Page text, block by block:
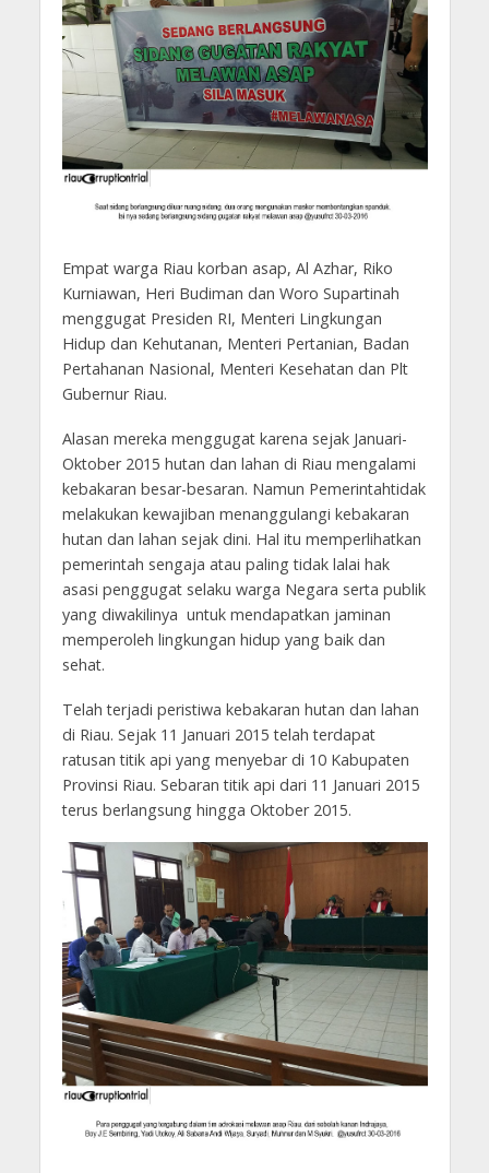
Empat warga Riau korban asap, Al Azhar, Riko
Kurniawan, Heri Budiman dan Woro Supartinah
menggugat Presiden RI, Menteri Lingkungan
Hidup dan Kehutanan, Menteri Pertanian, Badan
Pertahanan Nasional, Menteri Kesehatan dan Plt
Gubernur Riau.
Alasan mereka menggugat karena sejak Januari-
Oktober 2015 hutan dan lahan di Riau mengalami
kebakaran besar-besaran. Namun Pemerintahtidak
melakukan kewajiban menanggulangi kebakaran
hutan dan lahan sejak dini. Hal itu memperlihatkan
pemerintah sengaja atau paling tidak lalai hak
asasi penggugat selaku warga Negara serta publik
yang diwakilinya untuk mendapatkan jaminan
memperoleh lingkungan hidup yang baik dan
sehat.
Telah terjadi peristiwa kebakaran hutan dan lahan
di Riau. Sejak 11 Januari 2015 telah terdapat
ratusan titik api yang menyebar di 10 Kabupaten
Provinsi Riau. Sebaran titik api dari 11 Januari 2015
terus berlangsung hingga Oktober 2015.